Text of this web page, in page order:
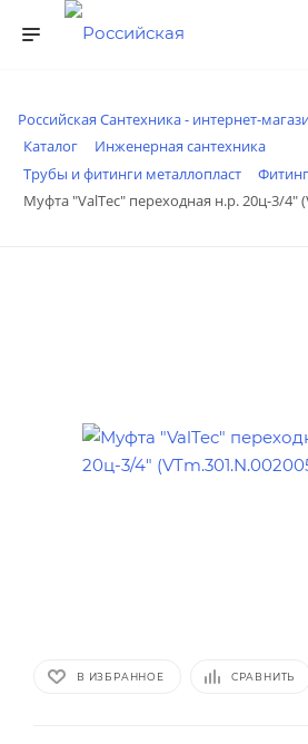
Российская Сантехника - интернет-
Каталог
Инженерная сантехника
Трубы и фитинги металлопласт
Муфта "ValTec" переходная н.р. 20ц-3/4"
В ИЗБРАННОЕ СРАВНИТЬ